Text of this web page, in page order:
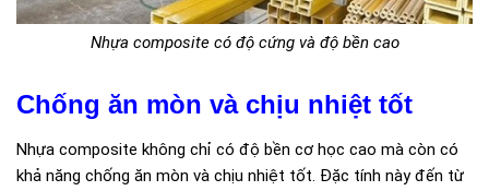
Nhựa composite có độ cứng và độ bền cao
Chống ăn mòn và chịu nhiệt tốt
Nhựa composite không chỉ có độ bền cơ học cao mà còn có
khả năng chống ăn mòn và chịu nhiệt tốt. Đặc tính này đến từ